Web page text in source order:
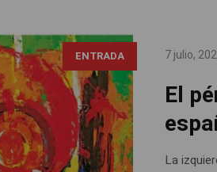
ENTRADA
(Cortesía de la
7 julio,
El
La